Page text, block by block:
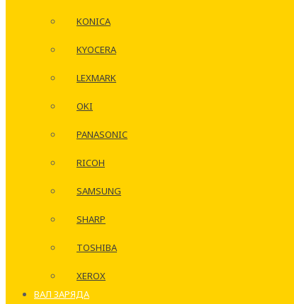
KONICA
KYOCERA
LEXMARK
OKI
PANASONIC
RICOH
SAMSUNG
SHARP
TOSHIBA
XEROX
ВАЛ ЗАРЯДА